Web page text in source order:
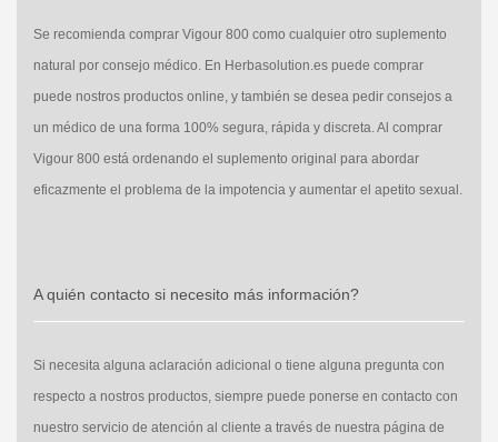
Se recomienda comprar Vigour 800 como cualquier otro suplemento
natural por consejo médico. En Herbasolution.es puede comprar
puede nostros productos online, y también se desea pedir consejos a
un médico de una forma 100% segura, rápida y discreta. Al comprar
Vigour 800 está ordenando el suplemento original para abordar
eficazmente el problema de la impotencia y aumentar el apetito sexual.
A quién contacto si necesito más información?
Si necesita alguna aclaración adicional o tiene alguna pregunta con
respecto a nostros productos, siempre puede ponerse en contacto con
nuestro servicio de atención al cliente a través de nuestra página de